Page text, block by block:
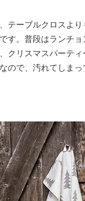
テーブルクロスより
す。普段はランチ
クリスマスパーテ
ので、汚れてしま